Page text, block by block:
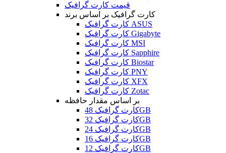
قیمت کارت گرافیک
کارت گرافیک بر اساس برند
کارت گرافیک ASUS
کارت گرافیک Gigabyte
کارت گرافیک MSI
کارت گرافیک Sapphire
کارت گرافیک Biostar
کارت گرافیک PNY
کارت گرافیک XFX
کارت گرافیک Zotac
بر اساس مقدار حافظه
کارت گرافیک 48GB
کارت گرافیک 32GB
کارت گرافیک 24GB
کارت گرافیک 16GB
کارت گرافیک 12GB